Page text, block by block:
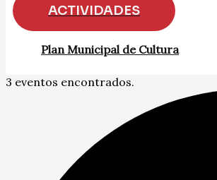
ACTIVIDADES
Plan Municipal de Cultura
3 eventos encontrados.